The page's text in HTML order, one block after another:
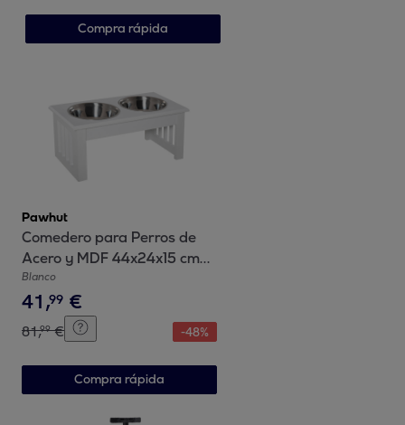
Grandes Blanco
Compra rápida
Pawhut
Comedero para Perros de
Acero y MDF 44x24x15 cm
Blanco
Blanco
41,99 €
81,99 € -48%
Compra rápida